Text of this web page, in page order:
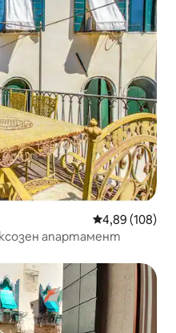
Средна
4,89 (108)
апартамент